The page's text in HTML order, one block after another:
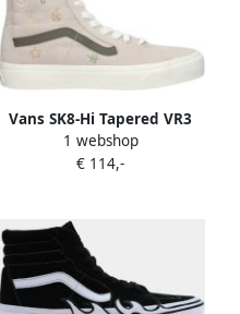
Vans SK8-Hi Tapered VR3
Sneakers Beige Dames
1 webshop
€ 114,-